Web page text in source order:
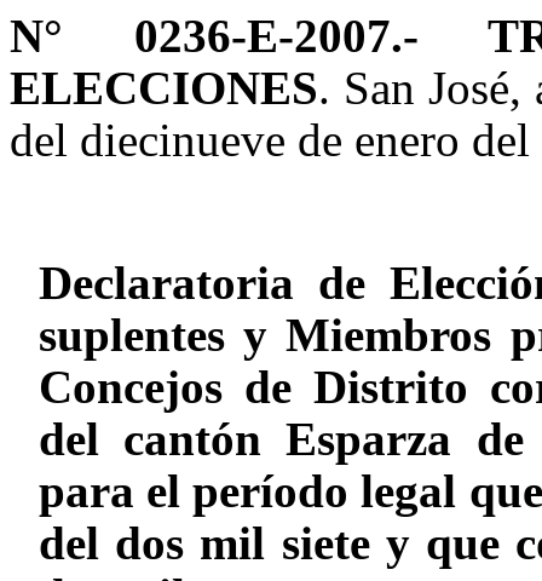
N° 0236-E-2007.-
ELECCIONES. San
del diecinueve de enero
Declaratoria de
suplentes y Miembros
Concejos de Distrito
del cantón Esparza
para el período legal
del dos mil siete y que